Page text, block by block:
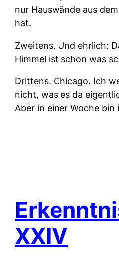
nur Hauswände aus
hat.
Zweitens. Und ehrlich:
Himmel ist schon was
Drittens. Chicago. Ich
nicht, was es da
Aber in einer Woche bin
XXIV